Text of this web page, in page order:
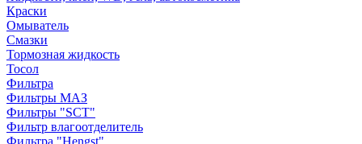
Краски
Омыватель
Смазки
Тормозная жидкость
Тосол
Фильтра
Фильтры МАЗ
Фильтры "SCT"
Фильтр влагоотделитель